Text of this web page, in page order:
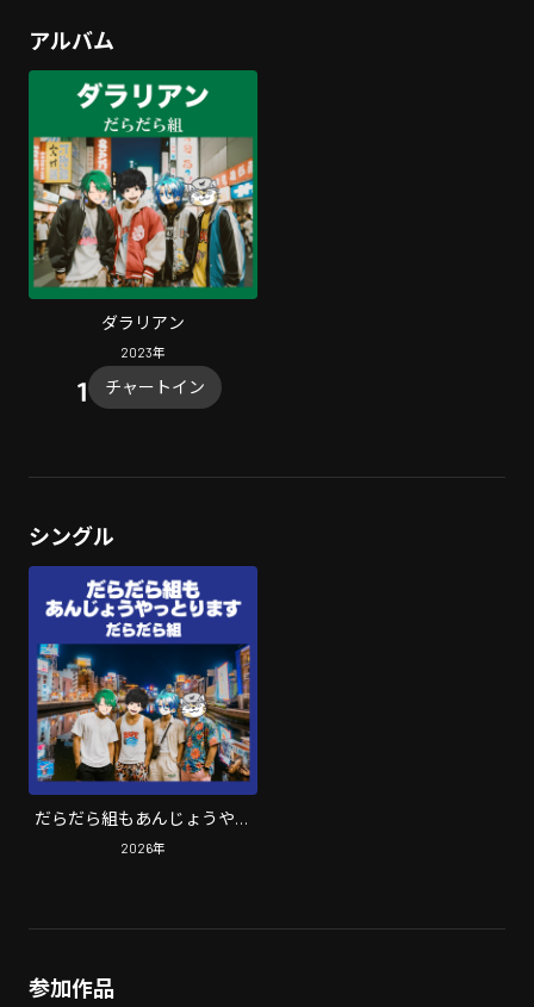
アルバム
ダラリアン
2023年
チャートイン
シングル
だらだら組もあんじょうやっ
とります (feat. 坂神蟬丸, ヌコ
2026年
参加作品